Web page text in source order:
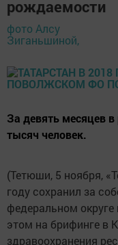
рождаемости
фото Алсу
Зиганьшиной,
За девять месяцев в
тысяч человек.
(Тетюши, 5 ноября,
году сохранил за
федеральном
этом на брифинге в
здравоохранения